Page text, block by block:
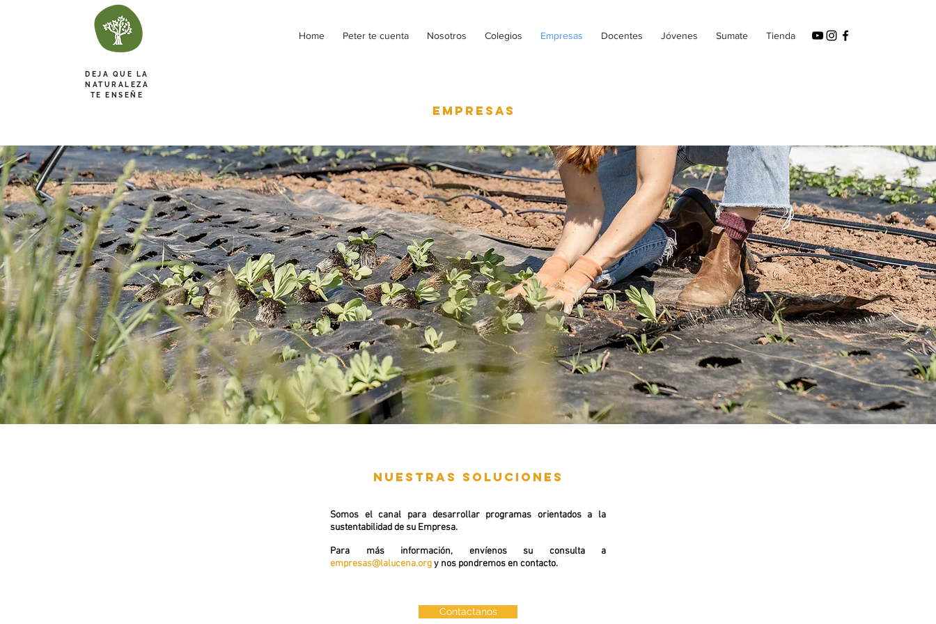
DEJA QUE LA
NATURALEZA
TE ENSEÑE
Home Peter te cuenta Nosotros Colegios Empresas Docentes Jóvenes Sumate Tienda
empresas
nuestras soluciones
Somos el canal para desarrollar programas orientados a la
sustentabilidad de su Empresa.
Para más información, envíenos su consulta a
empresas@lalucena.orgy nos pondremos en contacto.
Contactanos